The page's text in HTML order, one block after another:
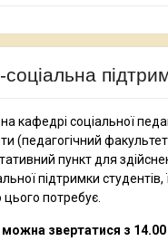
кафедрі соціальної
(педагогічний
пункт для
підтримки студентів,
цього потребує.
звертатися з 14.00